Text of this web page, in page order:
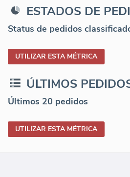
ESTADOS DE
Status de pedidos
UTILIZAR ESTA MÉTRICA
ÚLTIMOS
Últimos 20 pedidos
UTILIZAR ESTA MÉTRICA